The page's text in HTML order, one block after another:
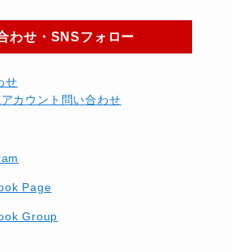
わせ・SNSフォロー
せ
カウント問い合わせ
Page
Group